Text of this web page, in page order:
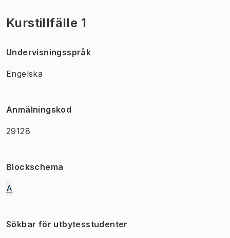
Kurstillfälle 1
Undervisningsspråk
Engelska
Anmälningskod
29128
Blockschema
A
Sökbar för utbytesstudenter